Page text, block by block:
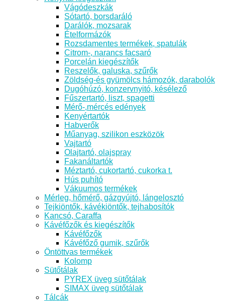
Vágódeszkák
Sótartó, borsdaráló
Darálók, mozsarak
Ételformázók
Rozsdamentes termékek, spatulák
Citrom-, narancs facsaró
Porcelán kiegészítők
Reszelők, galuska, szűrők
Zöldség-és gyümölcs hámozók, darabolók
Dugóhúzó, konzervnyitó, késélező
Fűszertartó, liszt, spagetti
Mérő-,mércés edények
Kenyértartók
Habverők
Műanyag, szilikon eszközök
Vajtartó
Olajtartó, olajspray
Fakanáltartók
Méztartó, cukortartó, cukorka t.
Hús puhító
Vákuumos termékek
Mérleg, hőmérő, gázgyújtó, lángelosztó
Tejkiöntők, kávékiöntők, tejhabosítók
Kancsó, Caraffa
Kávéfőzők és kiegészítők
Kávéfőzők
Kávéfőző gumik, szűrők
Öntöttvas termékek
Kolomp
Sütőtálak
PYREX üveg sütőtálak
SIMAX üveg sütőtálak
Tálcák